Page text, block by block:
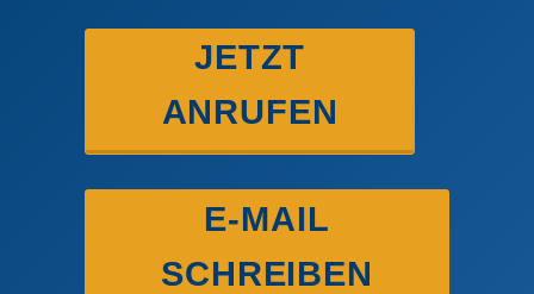
JETZT
ANRUFEN
E-MAIL
SCHREIBEN